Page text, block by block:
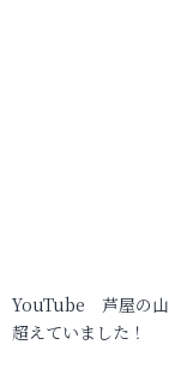
YouTube 芦屋の山
超えていました！